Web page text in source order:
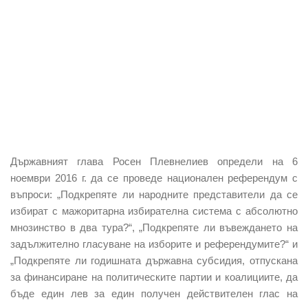
Държавният глава Росен Плевнелиев определи на 6
ноември 2016 г. да се проведе национален референдум с
въпроси: „Подкрепяте ли народните представители да се
избират с мажоритарна избирателна система с абсолютно
мнозинство в два тура?“, „Подкрепяте ли въвеждането на
задължително гласуване на изборите и референдумите?“ и
„Подкрепяте ли годишната държавна субсидия, отпускана
за финансиране на политическите партии и коалициите, да
бъде един лев за един получен действителен глас на